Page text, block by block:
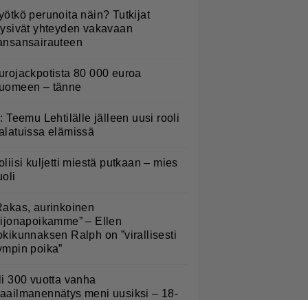
perunoita näin? Tutkijat
yhteyden vakavaan
80 000 euroa
– tänne
Teemu Lehtilälle jälleen uusi rooli
elämissä
kuljetti miestä putkaan – mies
aurinkoinen
– Ellen
Ralph on ”virallisesti
poika”
300 vuotta vanha
meni uusiksi – 18-